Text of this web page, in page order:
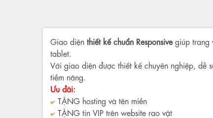
Giao diện thiết kế chuẩn Responsivegiúp trang
tablet.
Với giao diện được thiết kế chuyên nghiệp, dễ
tiềm năng.
Ưu đãi:
TẶNG hosting và tên miền
TẶNG tin VIP trên website rao vặt